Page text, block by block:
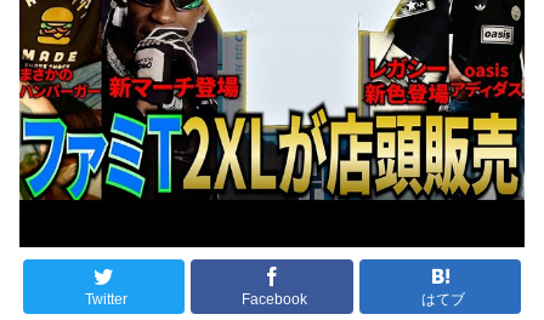
Twitter Facebook はてブ